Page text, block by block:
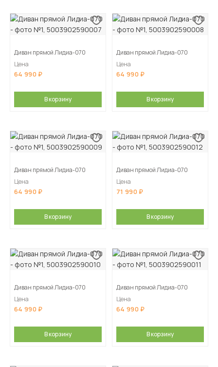
Диван прямой Лидиа-070
Цена
64 990
В корзину
Диван прямой Лидиа-070
Цена
64 990
В корзину
Диван прямой Лидиа-070
Цена
64 990
В корзину
Диван прямой Лидиа-070
Цена
71 990
В корзину
Диван прямой Лидиа-070
Цена
64 990
В корзину
Диван прямой Лидиа-070
Цена
64 990
В корзину